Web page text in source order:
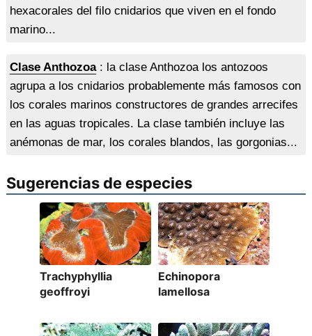
hexacorales del filo cnidarios que viven en el fondo
marino...
Clase Anthozoa: la clase Anthozoa los antozoos
agrupa a los cnidarios probablemente más famosos con
los corales marinos constructores de grandes arrecifes
en las aguas tropicales. La clase también incluye las
anémonas de mar, los corales blandos, las gorgonias...
Sugerencias de especies
Trachyphyllia
geoffroyi
Echinopora
lamellosa